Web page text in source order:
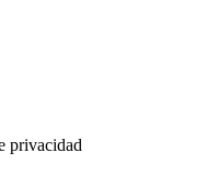
privacidad